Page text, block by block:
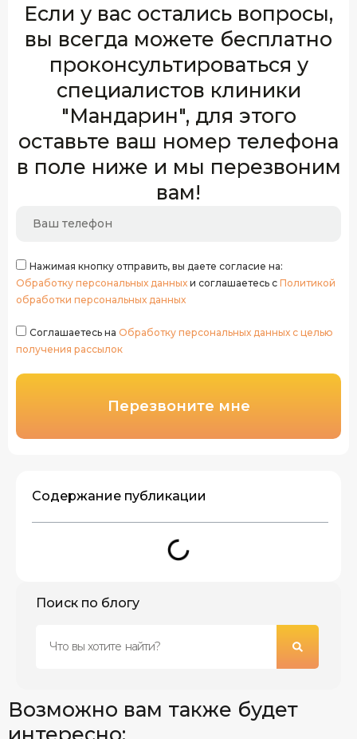
Если у вас остались вопросы,
вы всегда можете бесплатно
проконсультироваться у
специалистов клиники
"Мандарин", для этого
оставьте ваш номер телефона
в поле ниже и мы перезвоним
вам!
Нажимая кнопку отправить, вы даете согласие на:
Обработку персональных данных и соглашаетесь с Политикой
обработки персональных данных
Соглашаетесь на Обработку персональных данных с целью
получения рассылок
Перезвоните мне
Содержание публикации
Поиск по блогу
Возможно вам также будет
интересно: